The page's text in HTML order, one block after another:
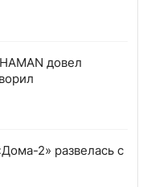
довел
2» развелась с